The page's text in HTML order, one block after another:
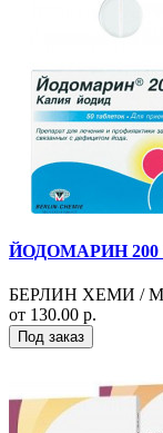
ЙОДОМАРИН
БЕРЛИН ХЕМИ /
от 130.00 р.
Под заказ